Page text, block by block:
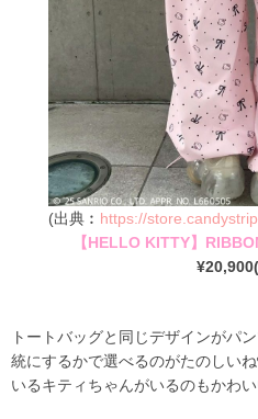
(出典︰ https://
【HELLO KITTY】
トートバッグと同じデザインがパ
統にするかで選べるのがたのしい
いるキティちゃんがいるのもかわ